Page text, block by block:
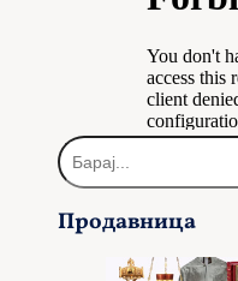
Б
а
а
Продавница